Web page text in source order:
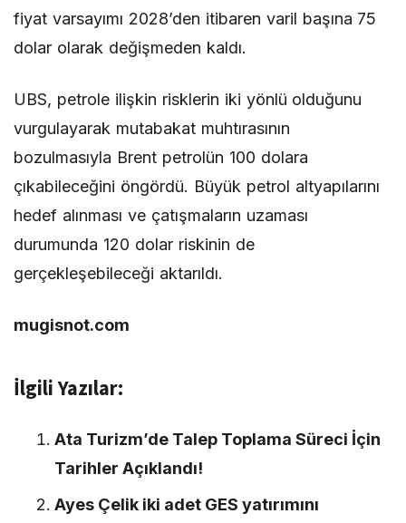
fiyat varsayımı 2028’den itibaren varil başına 75
dolar olarak değişmeden kaldı.
UBS, petrole ilişkin risklerin iki yönlü olduğunu
vurgulayarak mutabakat muhtırasının
bozulmasıyla Brent petrolün 100 dolara
çıkabileceğini öngördü. Büyük petrol altyapılarını
hedef alınması ve çatışmaların uzaması
durumunda 120 dolar riskinin de
gerçekleşebileceği aktarıldı.
mugisnot.com
İlgili Yazılar:
Ata Turizm’de Talep Toplama Süreci İçin
Tarihler Açıklandı!
Ayes Çelik iki adet GES yatırımını